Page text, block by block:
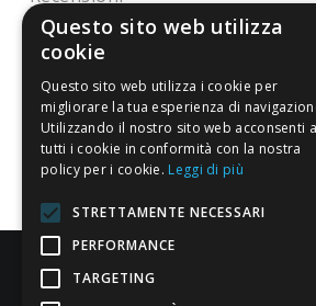
Pagamenti sicuri
ALDIGIÙ S.R.L. | Via Cortazzis 15
Questo sito web utilizza
cookie
Questo sito web utilizza i cookie per
migliorare la tua esperienza di
Utilizzando il nostro sito web acconsenti a
tutti i cookie in conformità con la nostra
policy per i cookie. Leggi di più
STRETTAMENTE NECESSARI
PERFORMANCE
TARGETING